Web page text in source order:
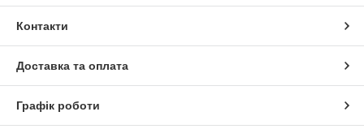
Контакти
Доставка та оплата
Графік роботи